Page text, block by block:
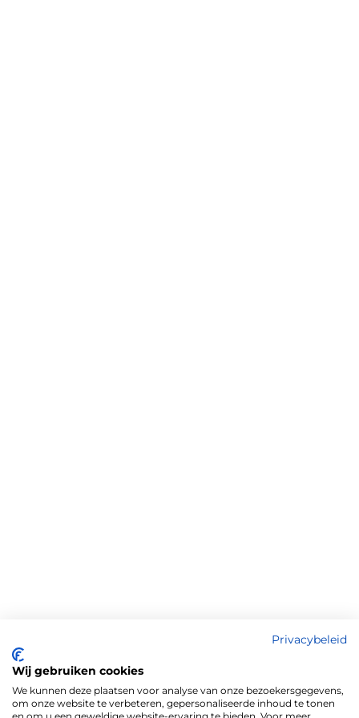
Privacybeleid
Wij gebruiken cookies
We kunnen deze plaatsen voor analyse van onze bezoekersgegevens,
om onze website te verbeteren, gepersonaliseerde inhoud te tonen